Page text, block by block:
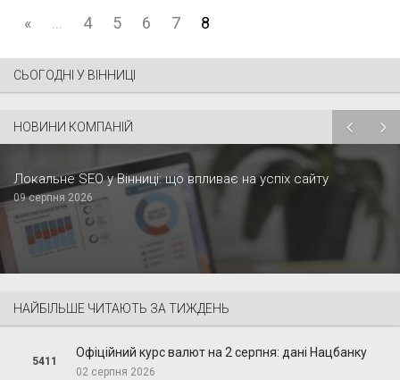
« ... 4 5 6 7 8
СЬОГОДНІ У ВІННИЦІ
НОВИНИ КОМПАНІЙ
Локальне SEO у Вінниці: що впливає на успіх сайту
09 серпня 2026
НАЙБІЛЬШЕ ЧИТАЮТЬ ЗА ТИЖДЕНЬ
5411
Офіційний курс валют на 2 серпня: дані Нацбанку
02 серпня 2026